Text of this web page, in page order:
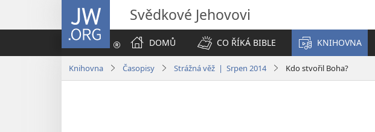
JW.ORG Svědkové Jehovovi
DOMŮ
CO ŘÍKÁ BIBLE KNIHOVNA
Knihovna Časopisy Strážná věž | Srpen 2014 Kdo stvořil Boha?